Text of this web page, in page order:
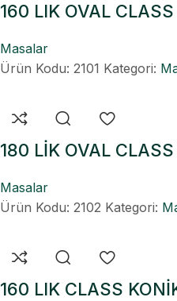
160 LIK OVAL
Masalar
Ürün Kodu: 2101 Kategori:
180 LİK OVAL
Masalar
Ürün Kodu: 2102 Kategori:
160 LIK CLASS